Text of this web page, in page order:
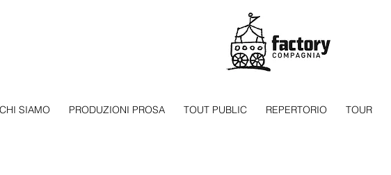
CHI SIAMO PRODUZIONI PROSA TOUT PUBLIC REPERTORIO TOUR